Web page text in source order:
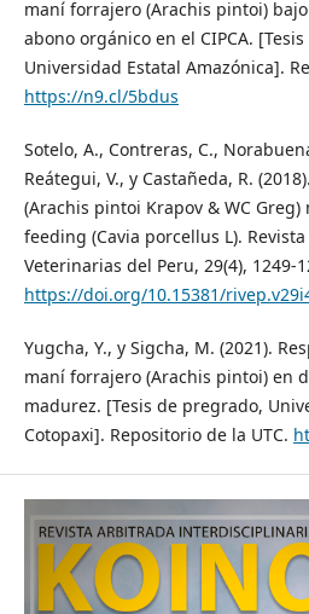
maní forrajero (Arachis pintoi)
abono orgánico en el CIPCA.
Universidad Estatal Amazónica].
https://n9.cl/5bdus
Sotelo, A., Contreras, C.,
Reátegui, V., y Castañeda, R.
(Arachis pintoi Krapov & WC
feeding (Cavia porcellus L).
Veterinarias del Peru, 29(4), 1249-
https://doi.org/10.15381/
Yugcha, Y., y Sigcha, M. (2021).
maní forrajero (Arachis pintoi) en
madurez. [Tesis de pregrado,
Cotopaxi]. Repositorio de la UTC.